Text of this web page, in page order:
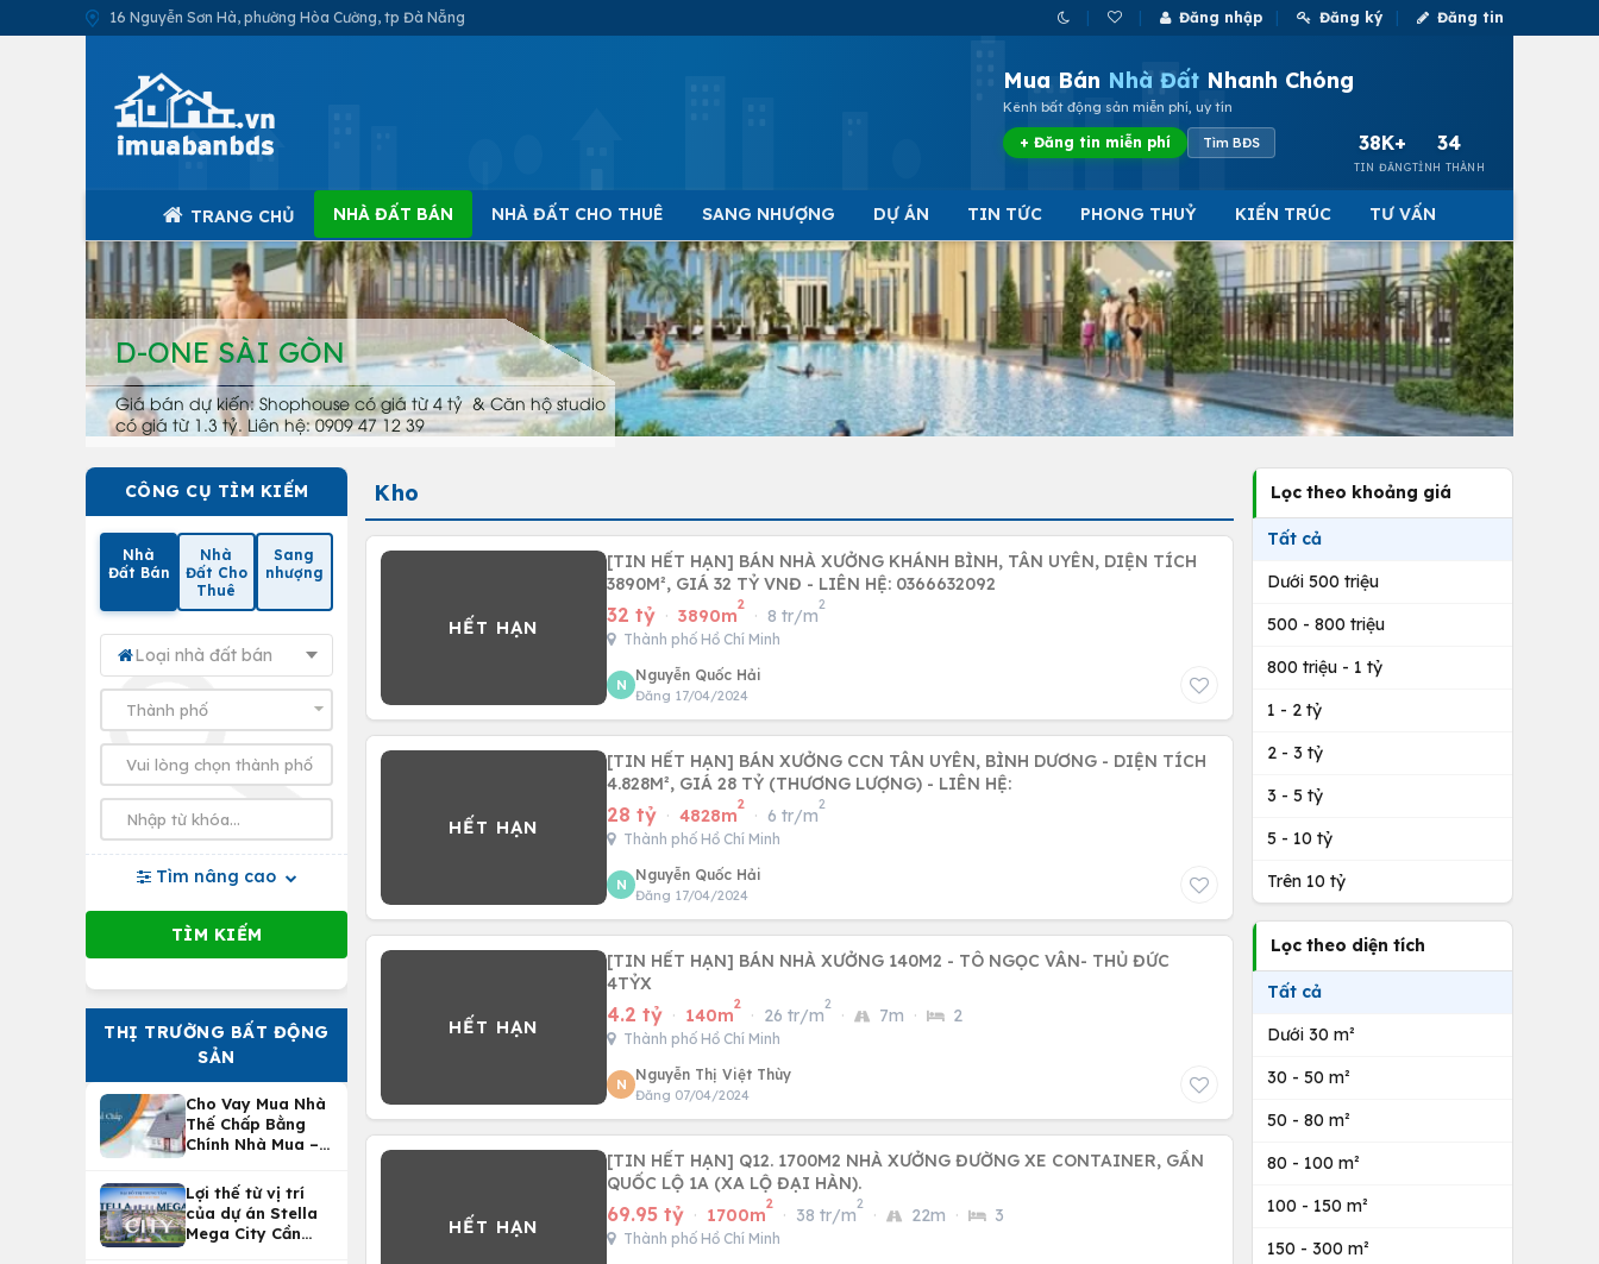
16 Nguyễn Sơn Hà, phường Hòa Cường, tp Đà Nẵng Đăng nhập Đăng ký Đăng tin
Mua Bán Nhà Đất Nhanh Chóng
Kênh bất động sản miễn phí, uy tín
+ Đăng tin miễn phí Tìm BĐS 38K+
TIN ĐĂNG
34
TỈNH THÀNH
TRANG CHỦ NHÀ ĐẤT BÁN NHÀ ĐẤT CHO THUÊ SANG NHƯỢNG DỰ ÁN TIN TỨC PHONG THUỶ KIẾN TRÚC TƯ VẤN
D-ONE SÀI GÒN
Giá bán dự kiến: Shophouse có giá từ 4 tỷ & Căn hộ studio
có giá từ 1.3 tỷ. Liên hệ: 0909 47 12 39
CÔNG CỤ TÌM KIẾM
Nhà
Đất Bán
Nhà
Đất Cho
Thuê
Sang
nhượng
Loại nhà đất bán
Tìm nâng cao
THỊ TRƯỜNG BẤT ĐỘNG
SẢN
Cho Vay Mua Nhà
Thế Chấp Bằng
Chính Nhà Mua –
Nhà Tại
Vietcombank
Lợi thế từ vị trí
của dự án Stella
Mega City Cần
Kho
[TIN HẾT HẠN] BÁN NHÀ XƯỞNG KHÁNH BÌNH, TÂN UYÊN, DIỆN TÍCH
3890M², GIÁ 32 TỶ VNĐ - LIÊN HỆ: 0366632092
32 tỷ · 3890m
2
· 8 tr/m
2
Thành phố Hồ Chí Minh
N
Nguyễn Quốc Hải
Đăng 17/04/2024
[TIN HẾT HẠN] BÁN XƯỞNG CCN TÂN UYÊN, BÌNH DƯƠNG - DIỆN TÍCH
4.828M², GIÁ 28 TỶ (THƯƠNG LƯỢNG) - LIÊN HỆ:
28 tỷ · 4828m
2
· 6 tr/m
2
Thành phố Hồ Chí Minh
N
Nguyễn Quốc Hải
Đăng 17/04/2024
[TIN HẾT HẠN] BÁN NHÀ XƯỞNG 140M2 - TÔ NGỌC VÂN- THỦ ĐỨC
4TỶX
4.2 tỷ · 140m
2
· 26 tr/m
2
· 7m · 2
Thành phố Hồ Chí Minh
N
Nguyễn Thị Việt Thùy
Đăng 07/04/2024
[TIN HẾT HẠN] Q12. 1700M2 NHÀ XƯỞNG ĐƯỜNG XE CONTAINER, GẦN
QUỐC LỘ 1A (XA LỘ ĐẠI HÀN).
69.95 tỷ · 1700m
2
· 38 tr/m
2
· 22m · 3
Thành phố Hồ Chí Minh
Lọc theo khoảng giá
Tất cả
Dưới 500 triệu
500 - 800 triệu
800 triệu - 1 tỷ
1 - 2 tỷ
2 - 3 tỷ
3 - 5 tỷ
5 - 10 tỷ
Trên 10 tỷ
Lọc theo diện tích
Tất cả
Dưới 30 m²
30 - 50 m²
50 - 80 m²
80 - 100 m²
100 - 150 m²
150 - 300 m²